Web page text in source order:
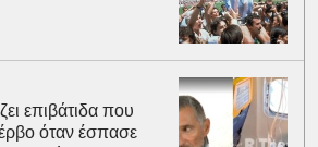
επιβάτιδα που
όταν έσπασε